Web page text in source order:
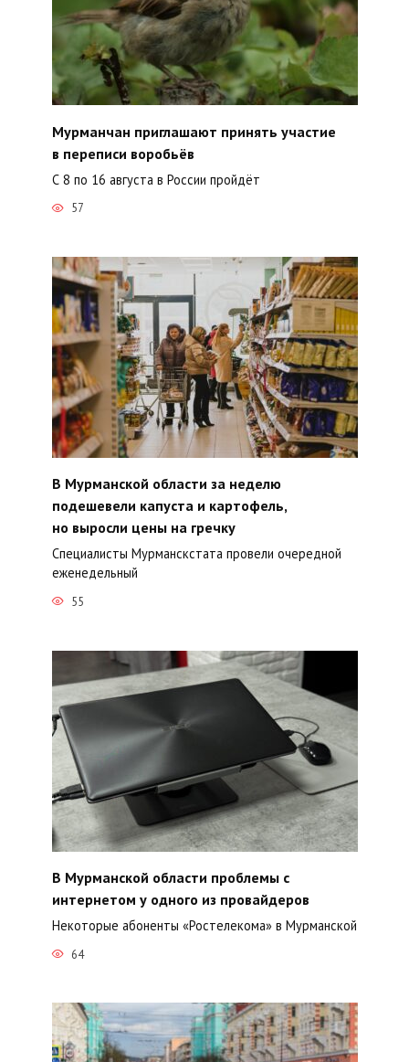
Мурманчан приглашают принять участие
в переписи воробьёв
С 8 по 16 августа в России пройдёт
57
В Мурманской области за неделю
подешевели капуста и картофель,
но выросли цены на гречку
Специалисты Мурманскстата провели очередной
еженедельный
55
В Мурманской области проблемы с
интернетом у одного из провайдеров
Некоторые абоненты «Ростелекома» в Мурманской
64